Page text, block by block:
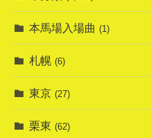
本馬場入場曲 (1)
札幌 (6)
東京 (27)
栗東 (62)